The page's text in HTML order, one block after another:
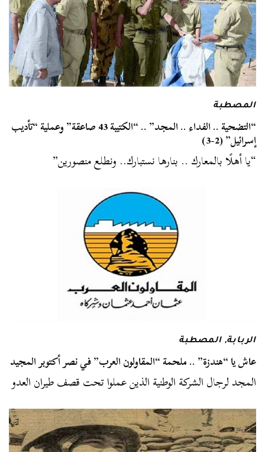
المصطبة
“التضحية .. الفداء .. المجد” .. “الكتيبة 43 صاعقة” وعملية “تأديب
إسرائيل” (2-3)
“يا أهلًا بالمعارك .. بنارها نستبارك.. ونطلع منصورين”
الربابة,المصطبة
عاش يا “هندزة” .. ملحمة “المقاولون العرب” في نصر أكتوبر المجيد
المجد لرجال الشركة الوطنية الذين عملوا تحت قصف طيران العدو